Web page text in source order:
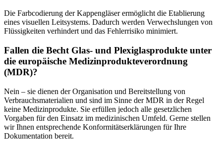
Die Farbcodierung der Kappengläser ermöglicht die Etablierung
eines visuellen Leitsystems. Dadurch werden Verwechslungen von
Flüssigkeiten verhindert und das Fehlerrisiko minimiert.
Fallen die Becht Glas- und Plexiglasprodukte unter
die europäische Medizinprodukteverordnung
(MDR)?
Nein – sie dienen der Organisation und Bereitstellung von
Verbrauchsmaterialien und sind im Sinne der MDR in der Regel
keine Medizinprodukte. Sie erfüllen jedoch alle gesetzlichen
Vorgaben für den Einsatz im medizinischen Umfeld. Gerne stellen
wir Ihnen entsprechende Konformitätserklärungen für Ihre
Dokumentation bereit.